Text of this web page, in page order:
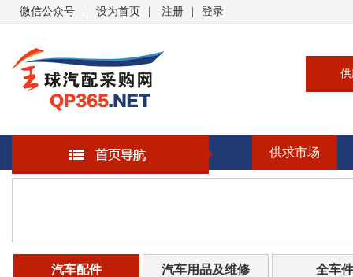
微信公众号 设为首页 注册 登录
供求市场
汽车配件 汽车用品及维修 全车件